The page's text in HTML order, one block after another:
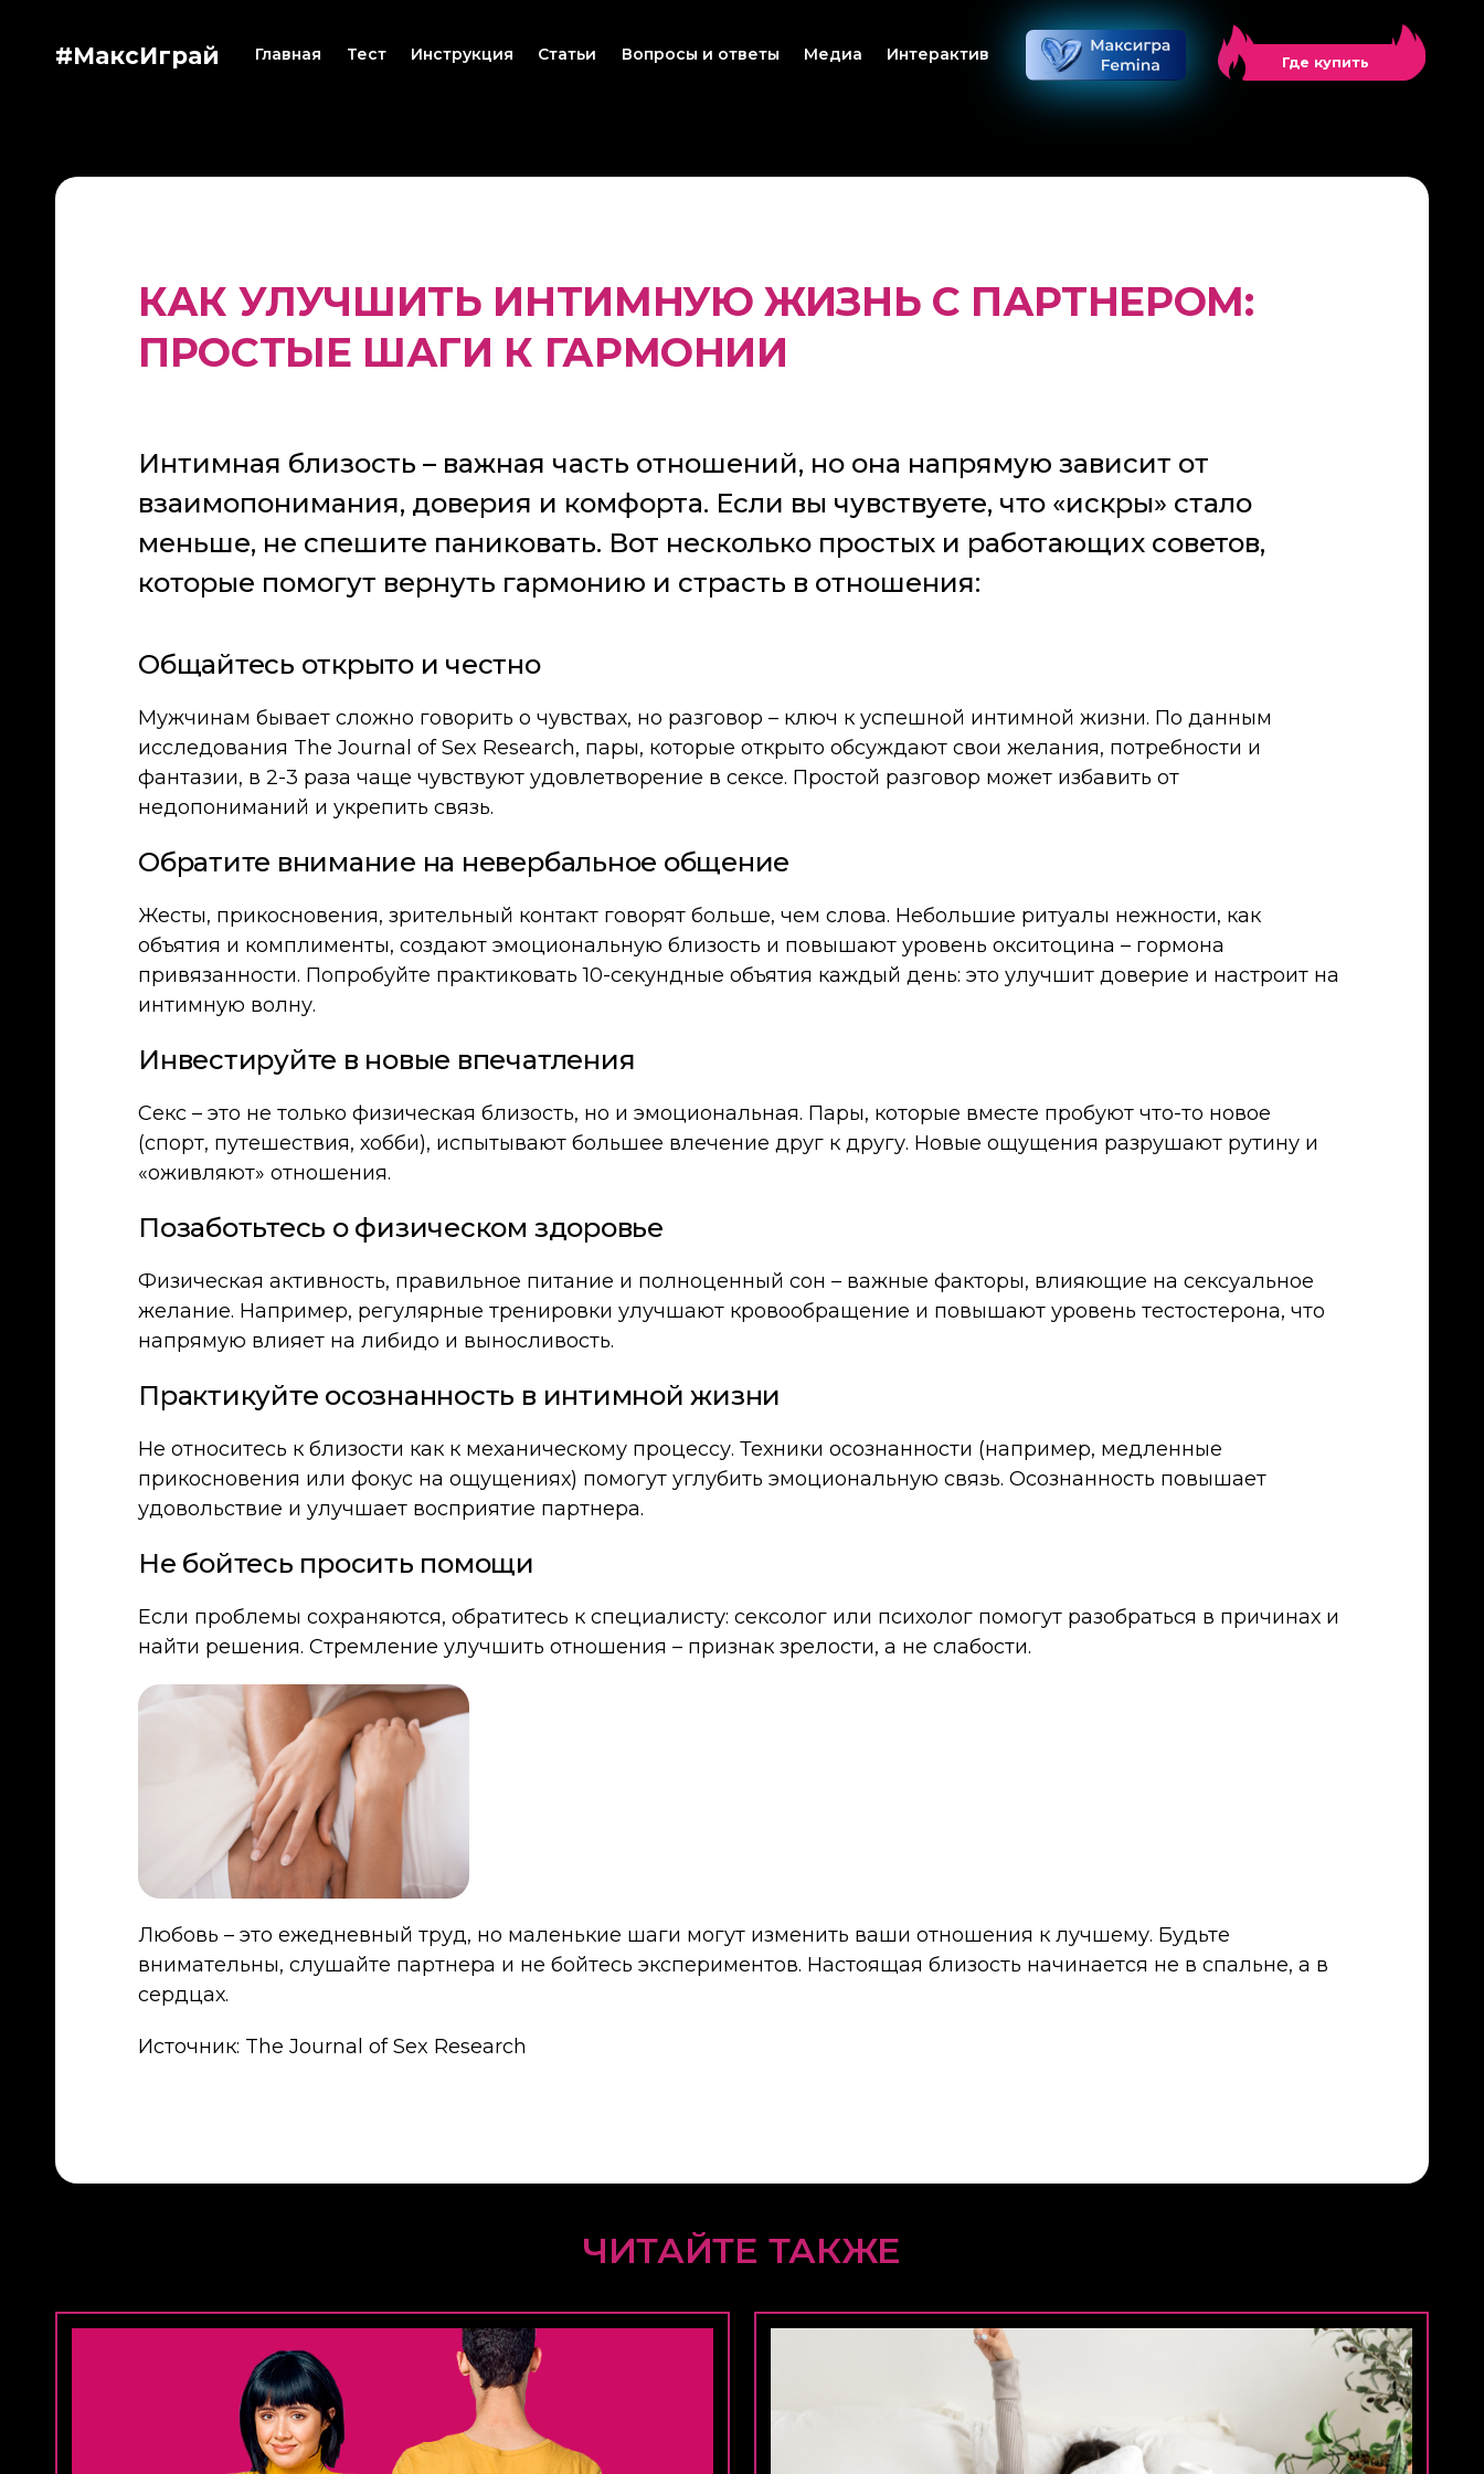
#МаксИграй Главная Тест Инструкция Статьи Вопросы и ответы Медиа Интерактив Где купить
КАК УЛУЧШИТЬ ИНТИМНУЮ ЖИЗНЬ С ПАРТНЕРОМ:
ПРОСТЫЕ ШАГИ К ГАРМОНИИ
Интимная близость – важная часть отношений, но она напрямую зависит от
взаимопонимания, доверия и комфорта. Если вы чувствуете, что «искры» стало
меньше, не спешите паниковать. Вот несколько простых и работающих советов,
которые помогут вернуть гармонию и страсть в отношения:
Общайтесь открыто и честно
Мужчинам бывает сложно говорить о чувствах, но разговор – ключ к успешной интимной жизни. По данным
исследования The Journal of Sex Research, пары, которые открыто обсуждают свои желания, потребности и
фантазии, в 2-3 раза чаще чувствуют удовлетворение в сексе. Простой разговор может избавить от
недопониманий и укрепить связь.
Обратите внимание на невербальное общение
Жесты, прикосновения, зрительный контакт говорят больше, чем слова. Небольшие ритуалы нежности, как
объятия и комплименты, создают эмоциональную близость и повышают уровень окситоцина – гормона
привязанности. Попробуйте практиковать 10-секундные объятия каждый день: это улучшит доверие и настроит на
интимную волну.
Инвестируйте в новые впечатления
Секс – это не только физическая близость, но и эмоциональная. Пары, которые вместе пробуют что-то новое
(спорт, путешествия, хобби), испытывают большее влечение друг к другу. Новые ощущения разрушают рутину и
«оживляют» отношения.
Позаботьтесь о физическом здоровье
Физическая активность, правильное питание и полноценный сон – важные факторы, влияющие на сексуальное
желание. Например, регулярные тренировки улучшают кровообращение и повышают уровень тестостерона, что
напрямую влияет на либидо и выносливость.
Практикуйте осознанность в интимной жизни
Не относитесь к близости как к механическому процессу. Техники осознанности (например, медленные
прикосновения или фокус на ощущениях) помогут углубить эмоциональную связь. Осознанность повышает
удовольствие и улучшает восприятие партнера.
Не бойтесь просить помощи
Если проблемы сохраняются, обратитесь к специалисту: сексолог или психолог помогут разобраться в причинах и
найти решения. Стремление улучшить отношения – признак зрелости, а не слабости.
Любовь – это ежедневный труд, но маленькие шаги могут изменить ваши отношения к лучшему. Будьте
внимательны, слушайте партнера и не бойтесь экспериментов. Настоящая близость начинается не в спальне, а в
сердцах.
Источник: The Journal of Sex Research
ЧИТАЙТЕ ТАКЖЕ